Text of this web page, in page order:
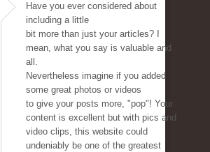
Have you ever considered about
including a little
bit more than just your articles? I
mean, what you say is valuable and
all.
Nevertheless imagine if you added
some great photos or videos
to give your posts more, "pop"! Your
content is excellent but with pics and
video clips, this website could
undeniably be one of the greatest